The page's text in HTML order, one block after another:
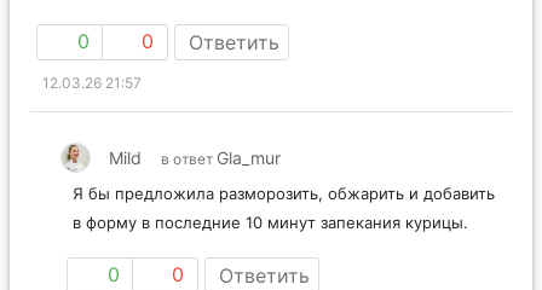
0 0 Ответить
12.03.26 21:57
Mild в ответ Gla_mur
Я бы предложила разморозить, обжарить и добавить
в форму в последние 10 минут запекания курицы.
0 0 Ответить